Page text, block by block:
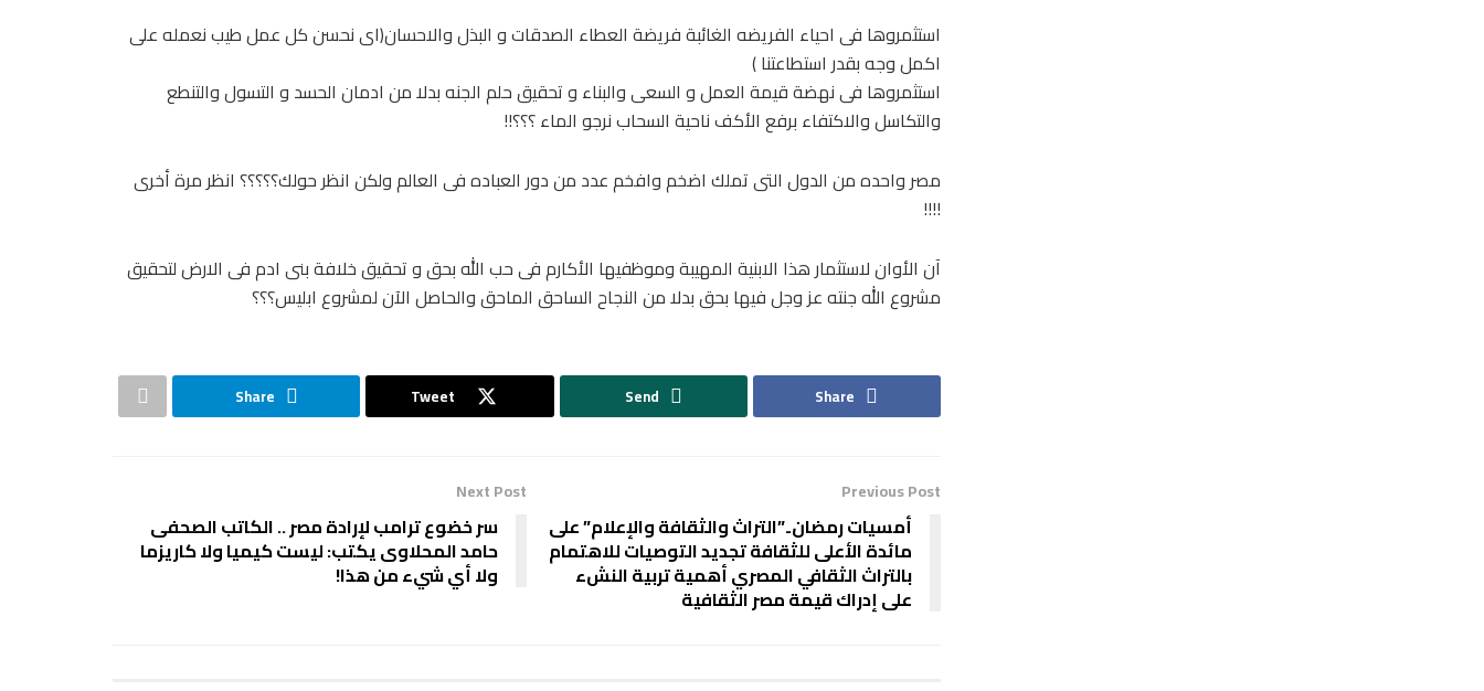
استثمروها فى احياء الفريضه الغائبة فريضة العطاء الصدقات و البذل والاحسان(اى نحسن كل عمل طيب نعمله على
اكمل وجه بقدر استطاعتنا )
استثمروها فى نهضة قيمة العمل و السعى والبناء و تحقيق حلم الجنه بدلا من ادمان الحسد و التسول والتنطع
والتكاسل والاكتفاء برفع الأكف ناحية السحاب نرجو الماء ؟؟؟!!
مصر واحده من الدول التى تملك اضخم وافخم عدد من دور العباده فى العالم ولكن انظر حولك؟؟؟؟؟ انظر مرة أخرى
!!!!
آن الأوان لاستثمار هذا الابنية المهيبة وموظفيها الأكارم فى حب الله بحق و تحقيق خلافة بنى ادم فى الارض لتحقيق
مشروع الله جنته عز وجل فيها بحق بدلا من النجاح الساحق الماحق والحاصل الآن لمشروع ابليس؟؟؟
Share
Send
Tweet
Share
Previous Post
أمسيات رمضان..”التراث والثقافة والإعلام” على
مائدة الأعلى للثقافة تجديد التوصيات للاهتمام
بالتراث الثقافي المصري أهمية تربية النشء
على إدراك قيمة مصر الثقافية
Next Post
سر خضوع ترامب لإرادة مصر .. الكاتب الصحفى
حامد المحلاوى يكتب: ليست كيميا ولا كاريزما
ولا أي شيء من هذا!